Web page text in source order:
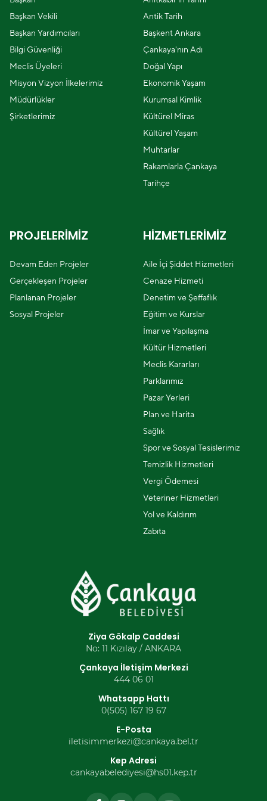
Başkan Vekili
Başkan Yardımcıları
Bilgi Güvenliği
Meclis Üyeleri
Misyon Vizyon İlkelerimiz
Müdürlükler
Şirketlerimiz
Antik Tarih
Başkent Ankara
Çankaya'nın Adı
Doğal Yapı
Ekonomik Yaşam
Kurumsal Kimlik
Kültürel Miras
Kültürel Yaşam
Muhtarlar
Rakamlarla Çankaya
Tarihçe
PROJELERİMİZ
Devam Eden Projeler
Gerçekleşen Projeler
Planlanan Projeler
Sosyal Projeler
HİZMETLERİMİZ
Aile İçi Şiddet Hizmetleri
Cenaze Hizmeti
Denetim ve Şeffaflık
Eğitim ve Kurslar
İmar ve Yapılaşma
Kültür Hizmetleri
Meclis Kararları
Parklarımız
Pazar Yerleri
Plan ve Harita
Sağlık
Spor ve Sosyal Tesislerimiz
Temizlik Hizmetleri
Vergi Ödemesi
Veteriner Hizmetleri
Yol ve Kaldırım
Zabıta
Ziya Gökalp Caddesi
No: 11 Kızılay / ANKARA
Çankaya İletişim Merkezi
444 06 01
Whatsapp Hattı
0(505) 167 19 67
E-Posta
iletisimmerkezi@cankaya.bel.tr
Kep Adresi
cankayabelediyesi@hs01.kep.tr